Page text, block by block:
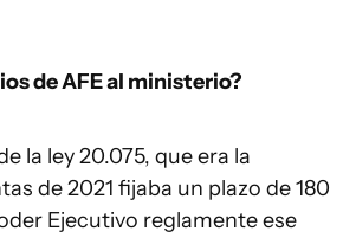
de AFE al ministerio?
la ley 20.075, que era la
de 2021 fijaba un plazo de 180
Ejecutivo reglamente ese